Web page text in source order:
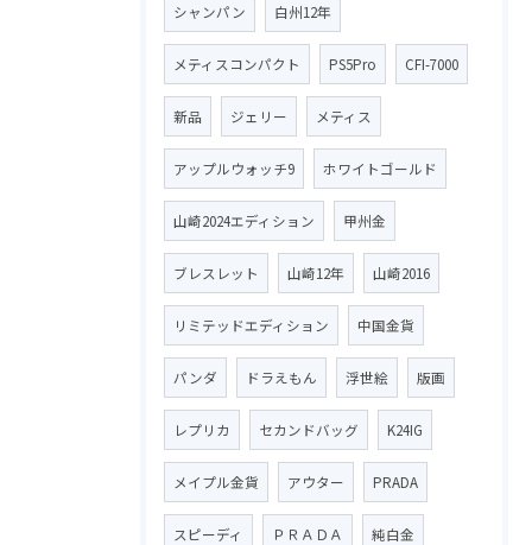
シャンパン 白州12年
メティスコンパクト PS5Pro CFI-7000
新品 ジェリー メティス
アップルウォッチ9 ホワイトゴールド
山崎2024エディション 甲州金
ブレスレット 山崎12年 山崎2016
リミテッドエディション 中国金貨
パンダ ドラえもん 浮世絵 版画
レプリカ セカンドバッグ K24IG
メイプル金貨 アウター PRADA
スピーディ ＰＲＡＤＡ 純白金